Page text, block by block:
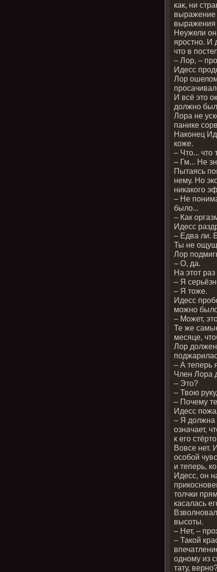
как, ни
выражение
выражения
Неужели
яростно. И
что в
– Лор, –
Идесс
Лор
И всё это
должно
Лора не
панике
Наконец
коже.
– Что... что
– Гм... Не
Пытаясь
нему. Но
никакого
– Не
было...
– Как
Идесс
– Едва ли.
Ты не
Лор
– О, да.
На этот
– Я
– Я тоже.
Идесс
можно
– Может,
Те же
месяце,
Лор
– А теперь
Член Лора
– Это?
– Твою
– Почему
Идесс
– Я должна
означает,
к его
Вовсе нет.
особой
и теперь,
Идесс, он
толчки
касалась
высоты.
– Нет, –
– Такой
одному из
тату,